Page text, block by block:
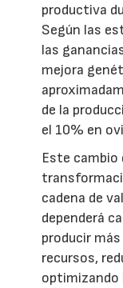
productiva
Según las
las
mejora
de la
el 10% en
Este cambio
cadena de
dependerá
producir
recursos,
optimizando